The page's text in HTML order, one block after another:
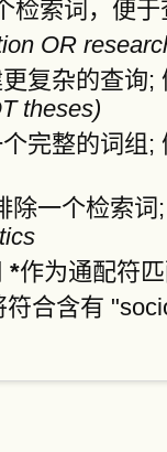
检索词，便
OR
复杂的查询;
theses)
完整的词组;
除一个检索词
*作为通配符
合含有